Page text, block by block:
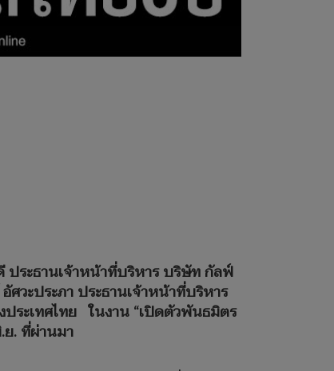
ประธานเจ้าหน้าที่บริหาร บริษัท กัลฟ์
วะประภา ประธานเจ้าหน้าที่บริหาร
ระเทศไทย ในงาน “เปิดตัวพันธมิตร
. ที่ผ่านมา